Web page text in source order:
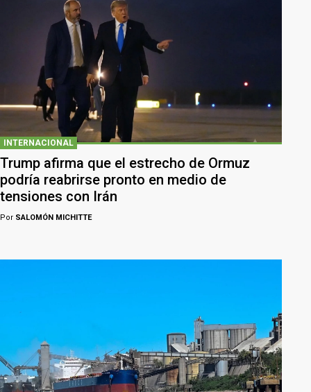
INTERNACIONAL
Trump afirma que el estrecho de Ormuz
podría reabrirse pronto en medio de
tensiones con Irán
Por SALOMÓN MICHITTE